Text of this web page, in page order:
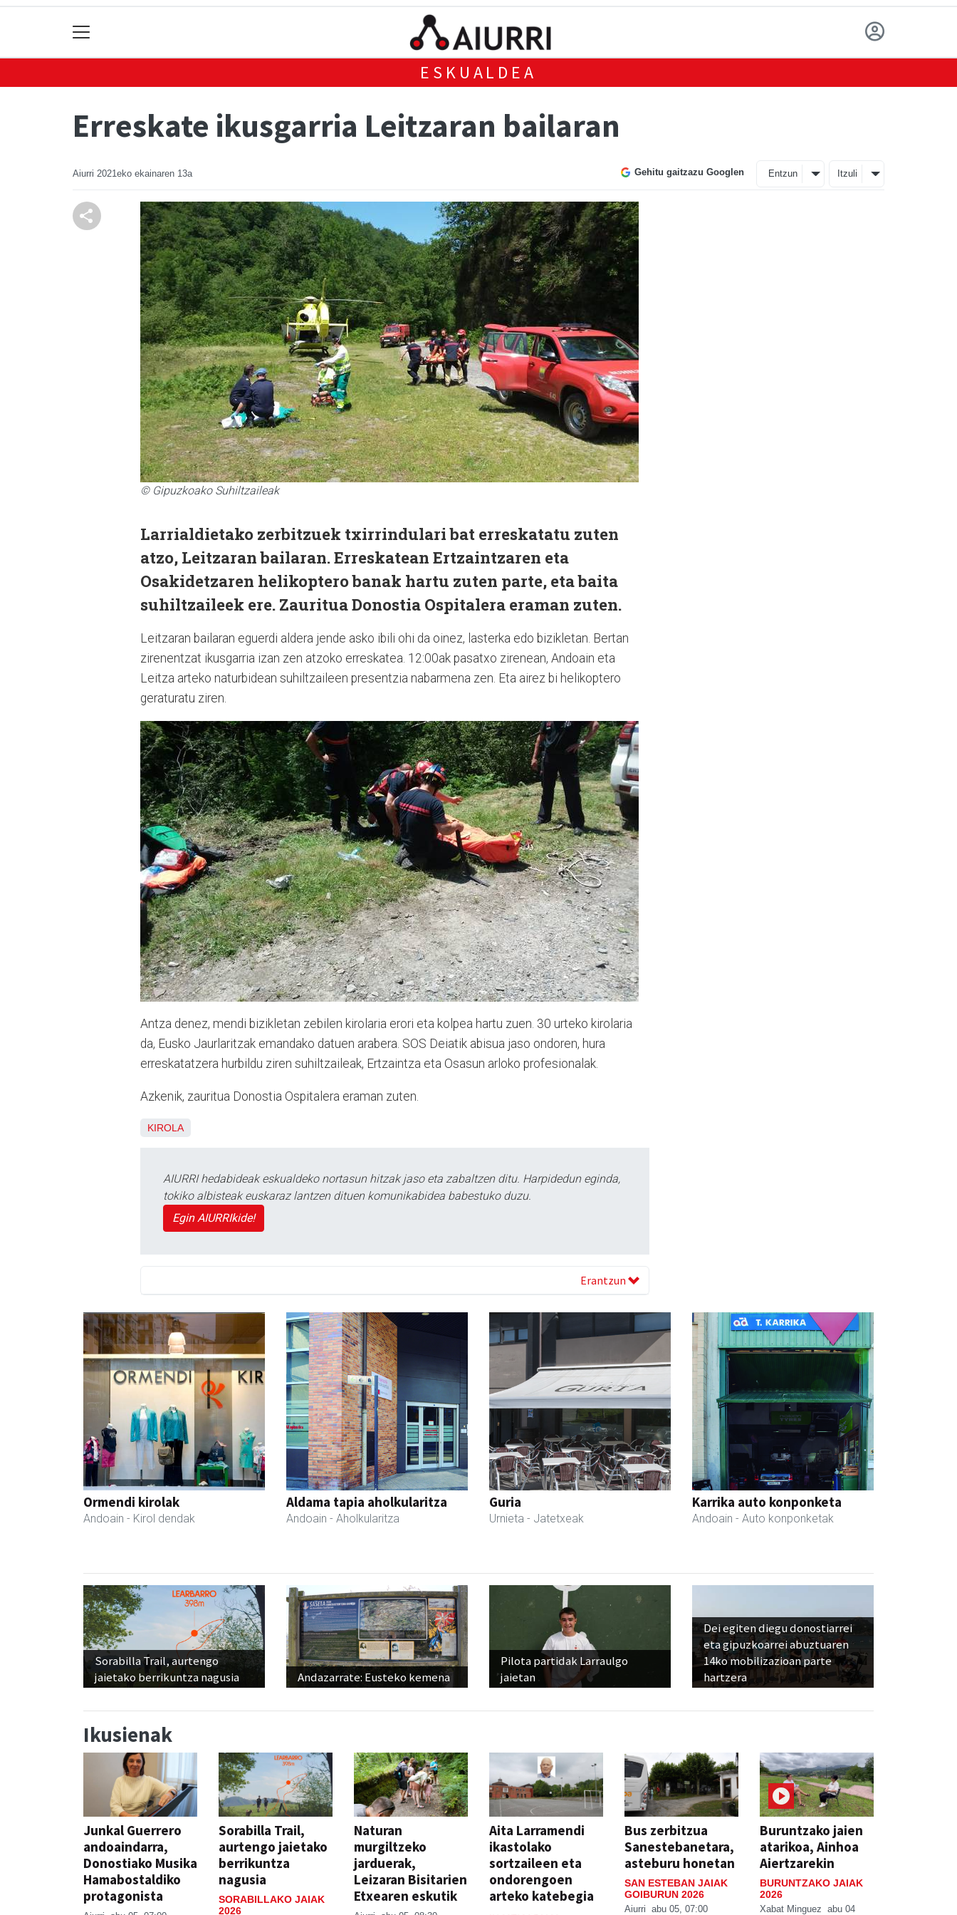
ESKUALDEA
Erreskate ikusgarria Leitzaran bailaran
Aiurri 2021eko ekainaren 13a Gehitu gaitzazu Googlen Entzun Itzuli
© Gipuzkoako Suhiltzaileak
Larrialdietako zerbitzuek txirrindulari bat erreskatatu zuten
atzo, Leitzaran bailaran. Erreskatean Ertzaintzaren eta
Osakidetzaren helikoptero banak hartu zuten parte, eta baita
suhiltzaileek ere. Zauritua Donostia Ospitalera eraman zuten.
Leitzaran bailaran eguerdi aldera jende asko ibili ohi da oinez, lasterka edo bizikletan. Bertan
zirenentzat ikusgarria izan zen atzoko erreskatea. 12:00ak pasatxo zirenean, Andoain eta
Leitza arteko naturbidean suhiltzaileen presentzia nabarmena zen. Eta airez bi helikoptero
geraturatu ziren.
Antza denez, mendi bizikletan zebilen kirolaria erori eta kolpea hartu zuen. 30 urteko kirolaria
da, Eusko Jaurlaritzak emandako datuen arabera. SOS Deiatik abisua jaso ondoren, hura
erreskatatzera hurbildu ziren suhiltzaileak, Ertzaintza eta Osasun arloko profesionalak.
Azkenik, zauritua Donostia Ospitalera eraman zuten.
KIROLA
AIURRI hedabideak eskualdeko nortasun hitzak jaso eta zabaltzen ditu. Harpidedun eginda,
tokiko albisteak euskaraz lantzen dituen komunikabidea babestuko duzu.
Egin AIURRIkide!
Erantzun
Ormendi kirolak
Andoain - Kirol dendak
Aldama tapia aholkularitza
Andoain - Aholkularitza
Guria
Urnieta - Jatetxeak
Karrika auto konponketa
Andoain - Auto konponketak
Sorabilla Trail, aurtengo
jaietako berrikuntza nagusia
Andazarrate: Eusteko kemena
Pilota partidak Larraulgo
jaietan
Dei egiten diegu donostiarrei
eta gipuzkoarrei abuztuaren
14ko mobilizazioan parte
hartzera
Ikusienak
Junkal Guerrero
andoaindarra,
Donostiako Musika
Hamabostaldiko
protagonista
Sorabilla Trail,
aurtengo jaietako
berrikuntza
nagusia
SORABILLAKO JAIAK
2026
Naturan
murgiltzeko
jarduerak,
Leizaran Bisitarien
Etxearen eskutik
Aita Larramendi
ikastolako
sortzaileen eta
ondorengoen
arteko katebegia
Bus zerbitzua
Sanestebanetara,
asteburu honetan
SAN ESTEBAN JAIAK
GOIBURUN 2026
Aiurri abu 05, 07:00
Buruntzako jaien
atarikoa, Ainhoa
Aiertzarekin
BURUNTZAKO JAIAK
2026
Xabat Minguez abu 04